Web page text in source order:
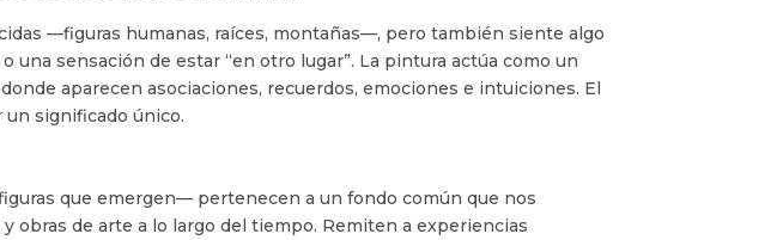
—figuras humanas, raíces, montañas—, pero también siente algo
una sensación de estar “en otro lugar”. La pintura actúa como un
aparecen asociaciones, recuerdos, emociones e intuiciones. El
significado único.
que emergen— pertenecen a un fondo común que nos
obras de arte a lo largo del tiempo. Remiten a experiencias